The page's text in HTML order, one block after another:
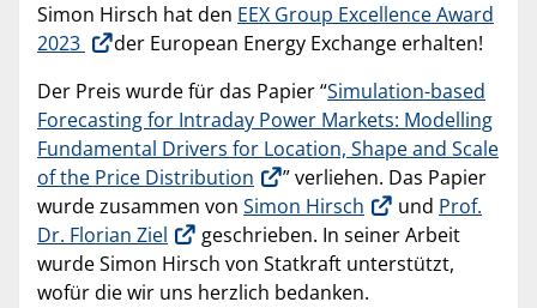
Simon Hirsch hat den EEX Group Excellence Award
2023
der European Energy Exchange erhalten!
Der Preis wurde für das Papier “Simulation-based
Forecasting for Intraday Power Markets: Modelling
Fundamental Drivers for Location, Shape and Scale
of the Price Distribution
” verliehen. Das Papier
wurde zusammen von Simon Hirsch und Prof.
Dr. Florian Ziel
geschrieben. In seiner Arbeit
wurde Simon Hirsch von Statkraft unterstützt,
wofür die wir uns herzlich bedanken.